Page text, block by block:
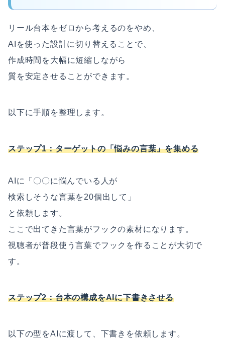
リール台本をゼロから考えるのをやめ、
AIを使った設計に切り替えることで、
作成時間を大幅に短縮しながら
質を安定させることができます。
以下に手順を整理します。
ステップ1：ターゲットの「悩みの言葉」を集める
AIに「〇〇に悩んでいる人が
検索しそうな言葉を20個出して」
と依頼します。
ここで出てきた言葉がフックの素材になります。
視聴者が普段使う言葉でフックを作ることが大切で
す。
ステップ2：台本の構成をAIに下書きさせる
以下の型をAIに渡して、下書きを依頼します。